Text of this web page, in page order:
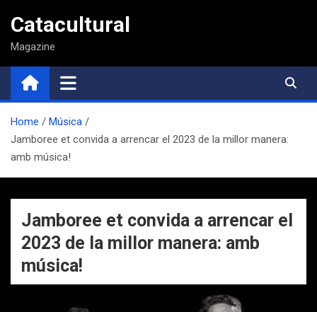
contenido
Catacultural
Magazine
Home
Música
Jamboree et convida a arrencar el 2023 de la millor manera:
amb música!
Jamboree et convida a arrencar el
2023 de la millor manera: amb
música!